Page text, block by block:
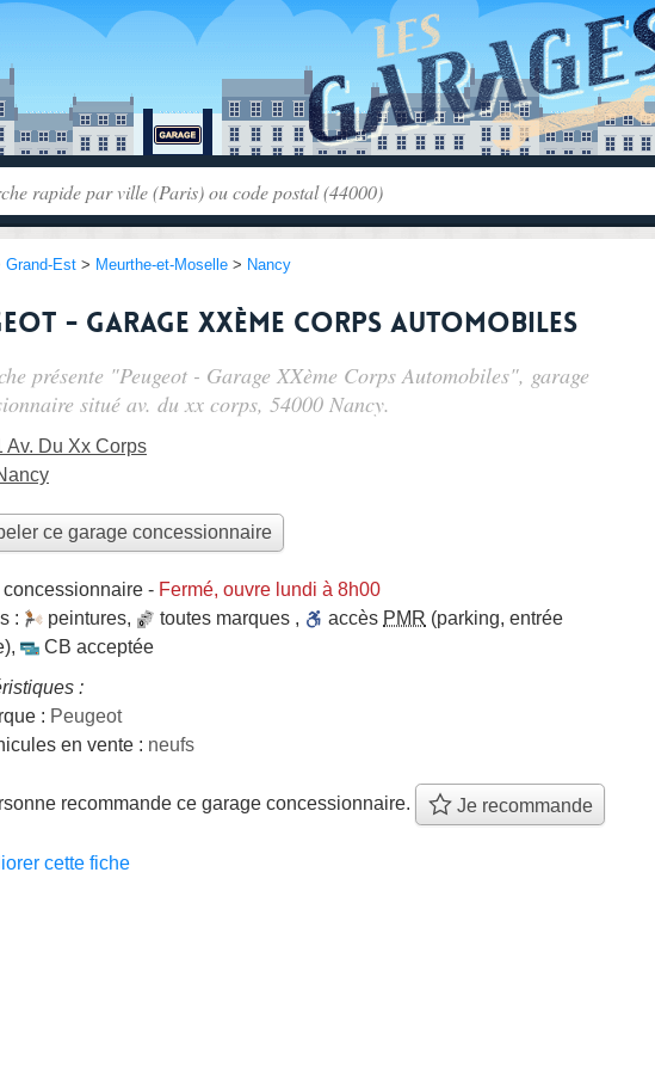
Grand-Est > Meurthe-et-Moselle > Nancy
- Garage XXème Corps Automobiles
présente "Peugeot - Garage XXème Corps Automobiles", garage
situé av. du xx corps, 54000 Nancy.
Av. Du Xx Corps
ce garage concessionnaire
concessionnaire - Fermé, ouvre lundi à 8h00
:
peintures, toutes marques , accès PMR (parking, entrée
,
CB acceptée
:
: Peugeot
en vente : neufs
recommande ce garage concessionnaire. Je recommande
cette fiche